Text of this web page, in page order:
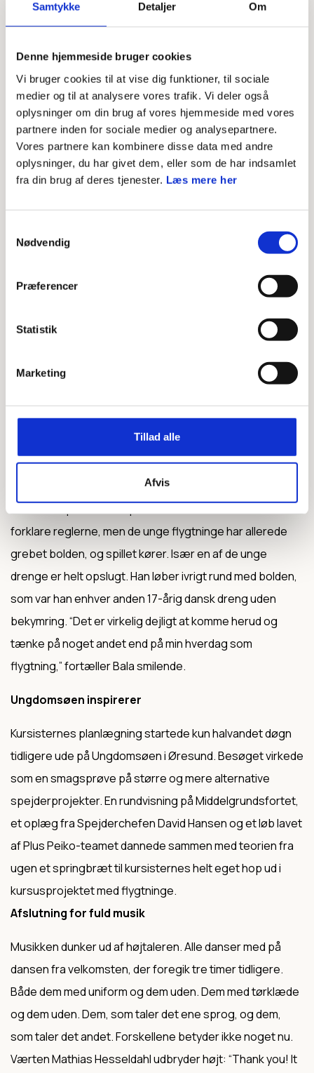
Samtykke Detaljer Om
Denne hjemmeside bruger cookies
Vi bruger cookies til at vise dig funktioner, til sociale
medier og til at analysere vores trafik. Vi deler også
oplysninger om din brug af vores hjemmeside med vores
partnere inden for sociale medier og analysepartnere.
Vores partnere kan kombinere disse data med andre
oplysninger, du har givet dem, eller som de har indsamlet
fra din brug af deres tjenester. Læs mere her
Nødvendig
Præferencer
Statistik
Marketing
Tillad alle
Afvis
alle forstår. 17-årige Bala er en af deltagerne på posten
“Det er sjovt at prøve nye ting og møde
spejderverdenen, fordi den er så fremmed for mig,” siger
Bala fra Gambia.
Kursisternes eget projekt
Kursisternes formål med projektet er at give de unge
gode oplevelser i mødet med unge danske spejdere. Det
flygtninge deltager på løbet sammen med Plus Peiko-
ved hjælp af få materialer. Flygtningene er knivskarpe og
erfaren spejder. Det er tydeligt, at de har brugt bålet som
hyggelig madlavning.
Bekymringerne bliver glemt
forklare reglerne, men de unge flygtninge har allerede
grebet bolden, og spillet kører. Især en af de unge
drenge er helt opslugt. Han løber ivrigt rund med bolden,
som var han enhver anden 17-årig dansk dreng uden
bekymring. “Det er virkelig dejligt at komme herud og
tænke på noget andet end på min hverdag som
flygtning,” fortæller Bala smilende.
Ungdomsøen inspirerer
Kursisternes planlægning startede kun halvandet døgn
tidligere ude på Ungdomsøen i Øresund. Besøget virkede
som en smagsprøve på større og mere alternative
spejderprojekter. En rundvisning på Middelgrundsfortet,
et oplæg fra Spejderchefen David Hansen og et løb lavet
af Plus Peiko-teamet dannede sammen med teorien fra
ugen et springbræt til kursisternes helt eget hop ud i
kursusprojektet med flygtninge.
Afslutning for fuld musik
Musikken dunker ud af højtaleren. Alle danser med på
dansen fra velkomsten, der foregik tre timer tidligere.
Både dem med uniform og dem uden. Dem med tørklæde
og dem uden. Dem, som taler det ene sprog, og dem,
som taler det andet. Forskellene betyder ikke noget nu.
Værten Mathias Hesseldahl udbryder højt: “Thank you! It